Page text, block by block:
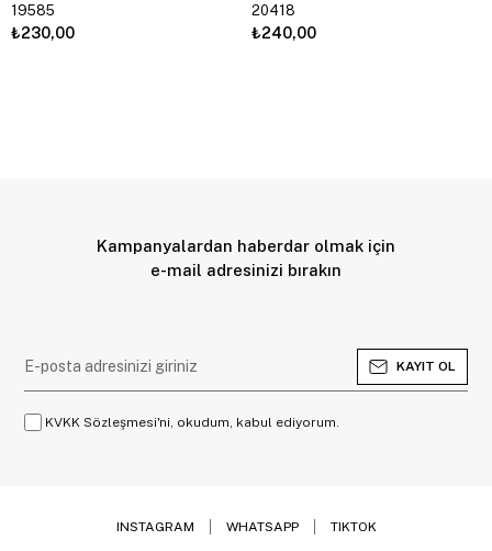
19585
₺230,00
20418
₺240,00
Kampanyalardan haberdar olmak için
e-mail adresinizi bırakın
KAYIT OL
KVKK Sözleşmesi'ni, okudum, kabul ediyorum.
INSTAGRAM WHATSAPP TIKTOK